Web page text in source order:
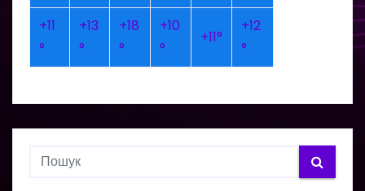
+11
°
+13
°
+18
°
+10
°
+11°
+12
°